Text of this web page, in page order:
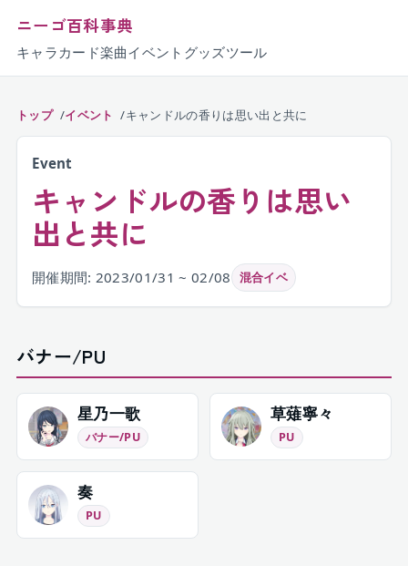
ニーゴ百科事典
キャラ カード楽曲イベント グッズツール
トップ イベント キャンドルの香りは思い出と共に
Event
キャンドルの香りは思い
出と共に
開催期間: 2023/01/31 ~ 02/08 混合イベ
バナー/PU
星乃一歌
バナー/PU
草薙寧々
PU
奏
PU